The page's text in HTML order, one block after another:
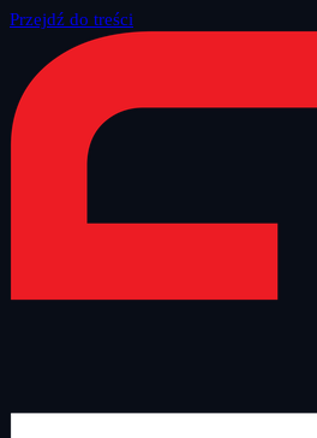
Przejdź do treści
Strona główna